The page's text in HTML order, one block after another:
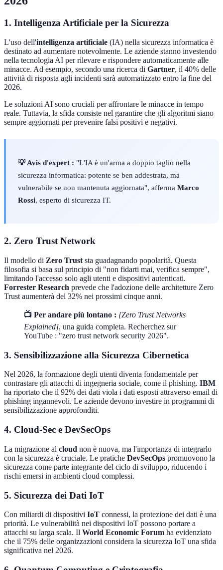
1. Intelligenza Artificiale per la Sicurezza
L'uso dell'intelligenza artificiale (IA) nella sicurezza informatica è
destinato ad aumentare notevolmente. Le aziende stanno investendo
nella tecnologia AI per rilevare e rispondere automaticamente alle
minacce. Ad esempio, secondo una ricerca di Gartner, il 40% delle
attività di risposta agli incidenti sarà automatizzato entro la fine del
2026.
Le soluzioni AI sono cruciali per affrontare le minacce in tempo
reale. Tuttavia, la sfida consiste nel garantire che gli algoritmi siano
sempre aggiornati per prevenire falsi positivi e negativi.
💡 Avis d'expert : "L'IA è un'arma a doppio taglio nella
sicurezza informatica: potente se ben addestrata, ma
vulnerabile se non mantenuta aggiornata", afferma Marco
Rossi, esperto di sicurezza IT.
2. Zero Trust Network
Il modello di Zero Trust sta guadagnando popolarità. Questa
filosofia si basa sul principio di "non fidarti mai, verifica sempre",
limitando l'accesso solo agli utenti e dispositivi autenticati.
Forrester Research prevede che l'adozione delle architetture Zero
Trust aumenterà del 32% nei prossimi cinque anni.
📺 Per andare più lontano : [Zero Trust Networks
Explained], una guida completa. Recherchez sur
YouTube : "zero trust network security 2026".
3. Sensibilizzazione alla Sicurezza Cibernetica
Nel 2026, la formazione degli utenti diventa fondamentale per
contrastare gli attacchi di ingegneria sociale, come il phishing. IBM
ha riportato che il 92% dei dati viola i dati esposti attraverso email di
phishing ingannevoli. Le aziende devono investire in programmi di
sensibilizzazione approfonditi.
4. Cloud-Sec e DevSecOps
La migrazione al cloud non è nuova, ma l'importanza di integrarlo
con la sicurezza è cruciale. Le pratiche DevSecOps promuovono la
sicurezza come parte integrante del ciclo di sviluppo, riducendo i
rischi emersi in ambienti cloud complessi.
5. Sicurezza dei Dati IoT
Con miliardi di dispositivi IoT connessi, la protezione dei dati è una
priorità. Le vulnerabilità nei dispositivi IoT possono portare a
attacchi su larga scala. Il World Economic Forum ha evidenziato
che il 75% delle organizzazioni considera la sicurezza IoT una sfida
significativa nel 2026.